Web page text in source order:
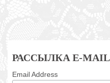
РАССЫЛКА E-MAIL
Email Address